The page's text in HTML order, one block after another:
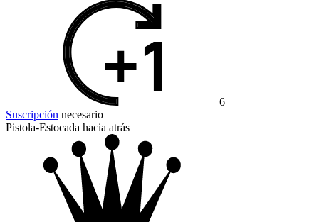
6
Suscripción necesario
Pistola-Estocada hacia atrás